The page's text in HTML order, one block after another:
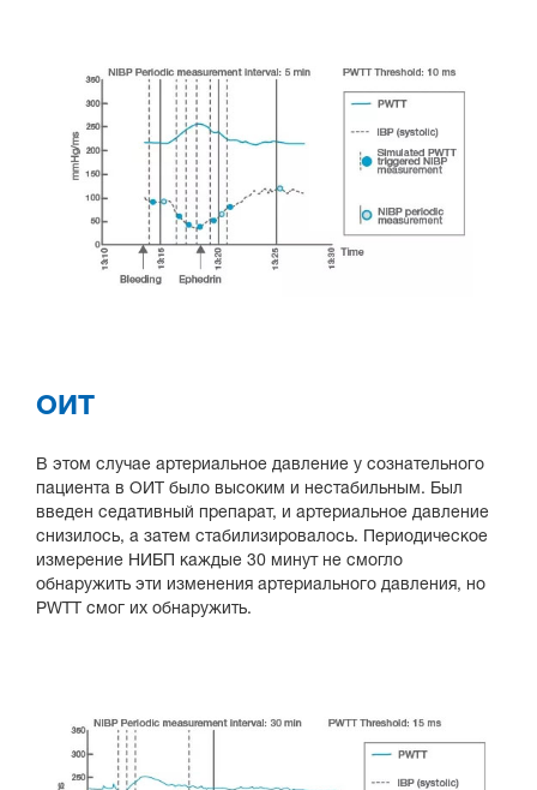
ОИТ
В этом случае артериальное давление у сознательного
пациента в ОИТ было высоким и нестабильным. Был
введен седативный препарат, и артериальное давление
снизилось, а затем стабилизировалось. Периодическое
измерение НИБП каждые 30 минут не смогло
обнаружить эти изменения артериального давления, но
PWTT смог их обнаружить.